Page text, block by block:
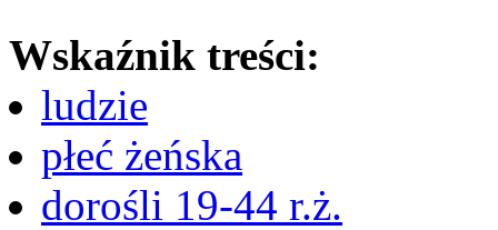
Wskaźnik treści:
ludzie
płeć żeńska
dorośli 19-44 r.ż.